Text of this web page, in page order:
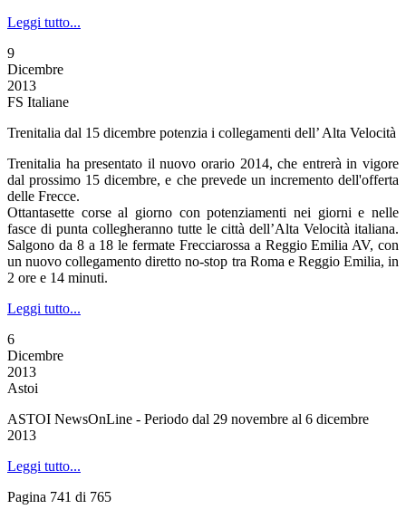
Leggi tutto...
9
Dicembre
2013
FS Italiane
Trenitalia dal 15 dicembre potenzia i collegamenti dell’ Alta Velocità
Trenitalia ha presentato il nuovo orario 2014, che entrerà in vigore
dal prossimo 15 dicembre, e che prevede un incremento dell'offerta
delle Frecce.
Ottantasette corse al giorno con potenziamenti nei giorni e nelle
fasce di punta collegheranno tutte le città dell’Alta Velocità italiana.
Salgono da 8 a 18 le fermate Frecciarossa a Reggio Emilia AV, con
un nuovo collegamento diretto no-stop tra Roma e Reggio Emilia, in
2 ore e 14 minuti.
Leggi tutto...
6
Dicembre
2013
Astoi
ASTOI NewsOnLine - Periodo dal 29 novembre al 6 dicembre
2013
Leggi tutto...
Pagina 741 di 765